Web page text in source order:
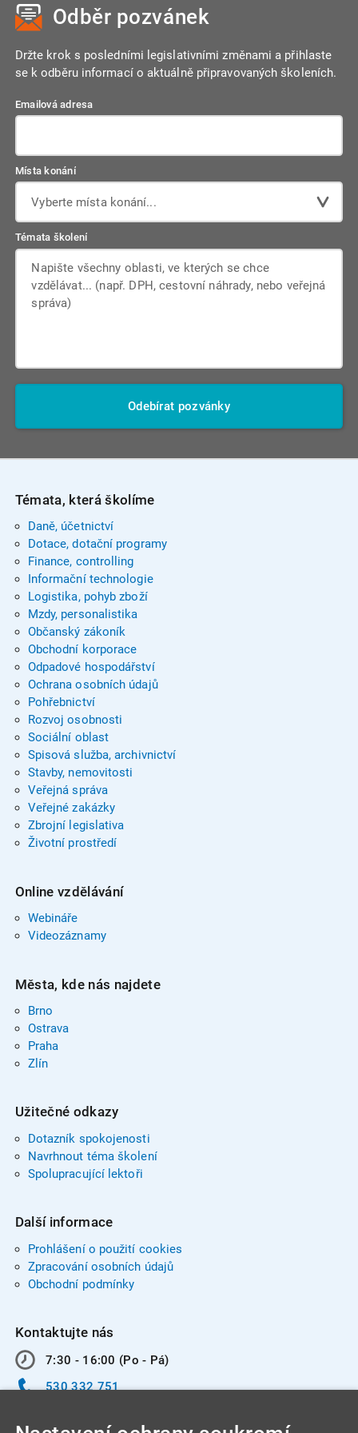
stavbyvedoucím.
plánem. Pokud je uzavřena, přikládá se k žádosti o povolení
a její obsah je závazný pro obec v rámci řízení.
Odběr pozvánek
Držte krok s posledními legislativními změnami a přihlaste
se k odběru informací o aktuálně připravovaných školeních.
Emailová adresa
Místa konání
Vyberte místa konání...
Témata školení
Odebírat pozvánky
Témata, která školíme
Daně, účetnictví
Dotace, dotační programy
Finance, controlling
Informační technologie
Logistika, pohyb zboží
Mzdy, personalistika
Občanský zákoník
Obchodní korporace
Odpadové hospodářství
Ochrana osobních údajů
Pohřebnictví
Rozvoj osobnosti
Sociální oblast
Spisová služba, archivnictví
Stavby, nemovitosti
Veřejná správa
Veřejné zakázky
Zbrojní legislativa
Životní prostředí
Online vzdělávání
Webináře
Videozáznamy
Města, kde nás najdete
Brno
Ostrava
Praha
Zlín
Užitečné odkazy
Dotazník spokojenosti
Navrhnout téma školení
Spolupracující lektoři
Další informace
Prohlášení o použití cookies
Zpracování osobních údajů
Obchodní podmínky
Kontaktujte nás
7:30 - 16:00 (Po - Pá)
530 332 751